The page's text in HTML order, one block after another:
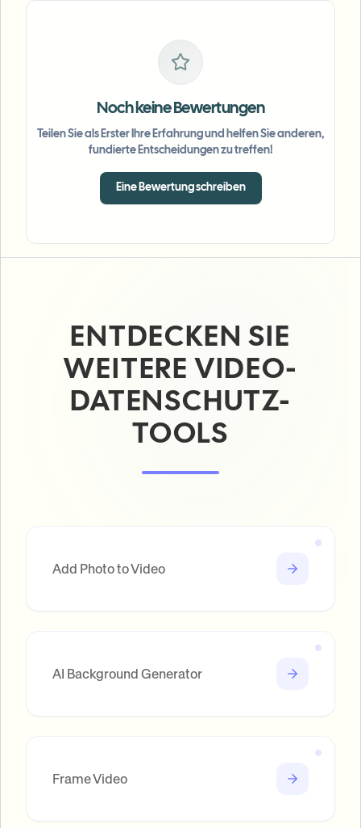
Noch keine Bewertungen
Teilen Sie als Erster Ihre Erfahrung und helfen Sie anderen,
fundierte Entscheidungen zu treffen!
Eine Bewertung schreiben
ENTDECKEN SIE
WEITERE VIDEO-
DATENSCHUTZ-
TOOLS
Add Photo to Video
AI Background Generator
Frame Video